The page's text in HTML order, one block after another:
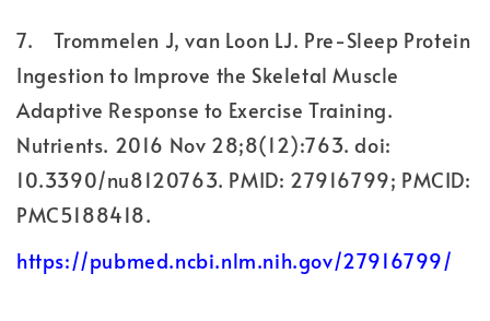
7.
Trommelen J, van Loon LJ. Pre-Sleep Protein
Ingestion to Improve the Skeletal Muscle
Adaptive Response to Exercise Training.
Nutrients. 2016 Nov 28;8(12):763. doi:
10.3390/nu8120763. PMID: 27916799; PMCID:
PMC5188418.
https://pubmed.ncbi.nlm.nih.gov/27916799/